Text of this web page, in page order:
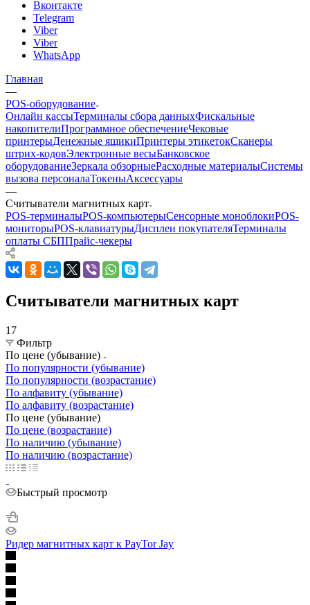
Вконтакте
Telegram
Viber
Viber
WhatsApp
Главная
—
POS-оборудование
Онлайн кассыТерминалы сбора данныхФискальные
накопителиПрограммное обеспечениеЧековые
принтерыДенежные ящикиПринтеры этикетокСканеры
штрих-кодовЭлектронные весыБанковское
оборудованиеЗеркала обзорныеРасходные материалыСистемы
вызова персоналаТокеныАксессуары
—
Считыватели магнитных карт
POS-терминалыPOS-компьютерыСенсорные моноблокиPOS-
мониторыPOS-клавиатурыДисплеи покупателяТерминалы
оплаты СБППрайс-чекеры
Считыватели магнитных карт
17
Фильтр
По цене (убывание)
По популярности (убывание)
По популярности (возрастание)
По алфавиту (убывание)
По алфавиту (возрастание)
По цене (убывание)
По цене (возрастание)
По наличию (убывание)
По наличию (возрастание)
Быстрый просмотр
Ридер магнитных карт к PayTor Jay